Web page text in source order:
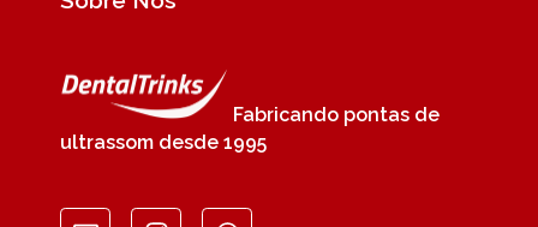
Fabricando pontas de
ultrassom desde 1995